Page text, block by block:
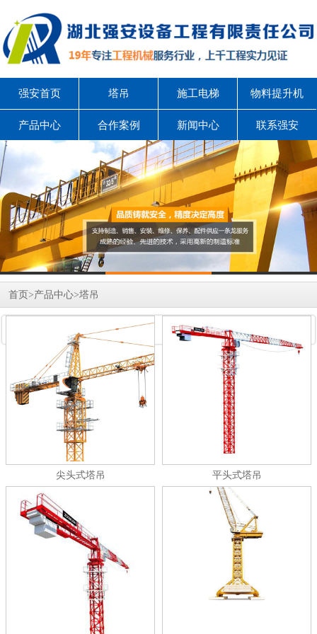
强安首页 塔吊 施工电梯 物料提升机
产品中心 合作案例 新闻中心 联系强安
首页 >产品中心>塔吊
尖头式塔吊 平头式塔吊